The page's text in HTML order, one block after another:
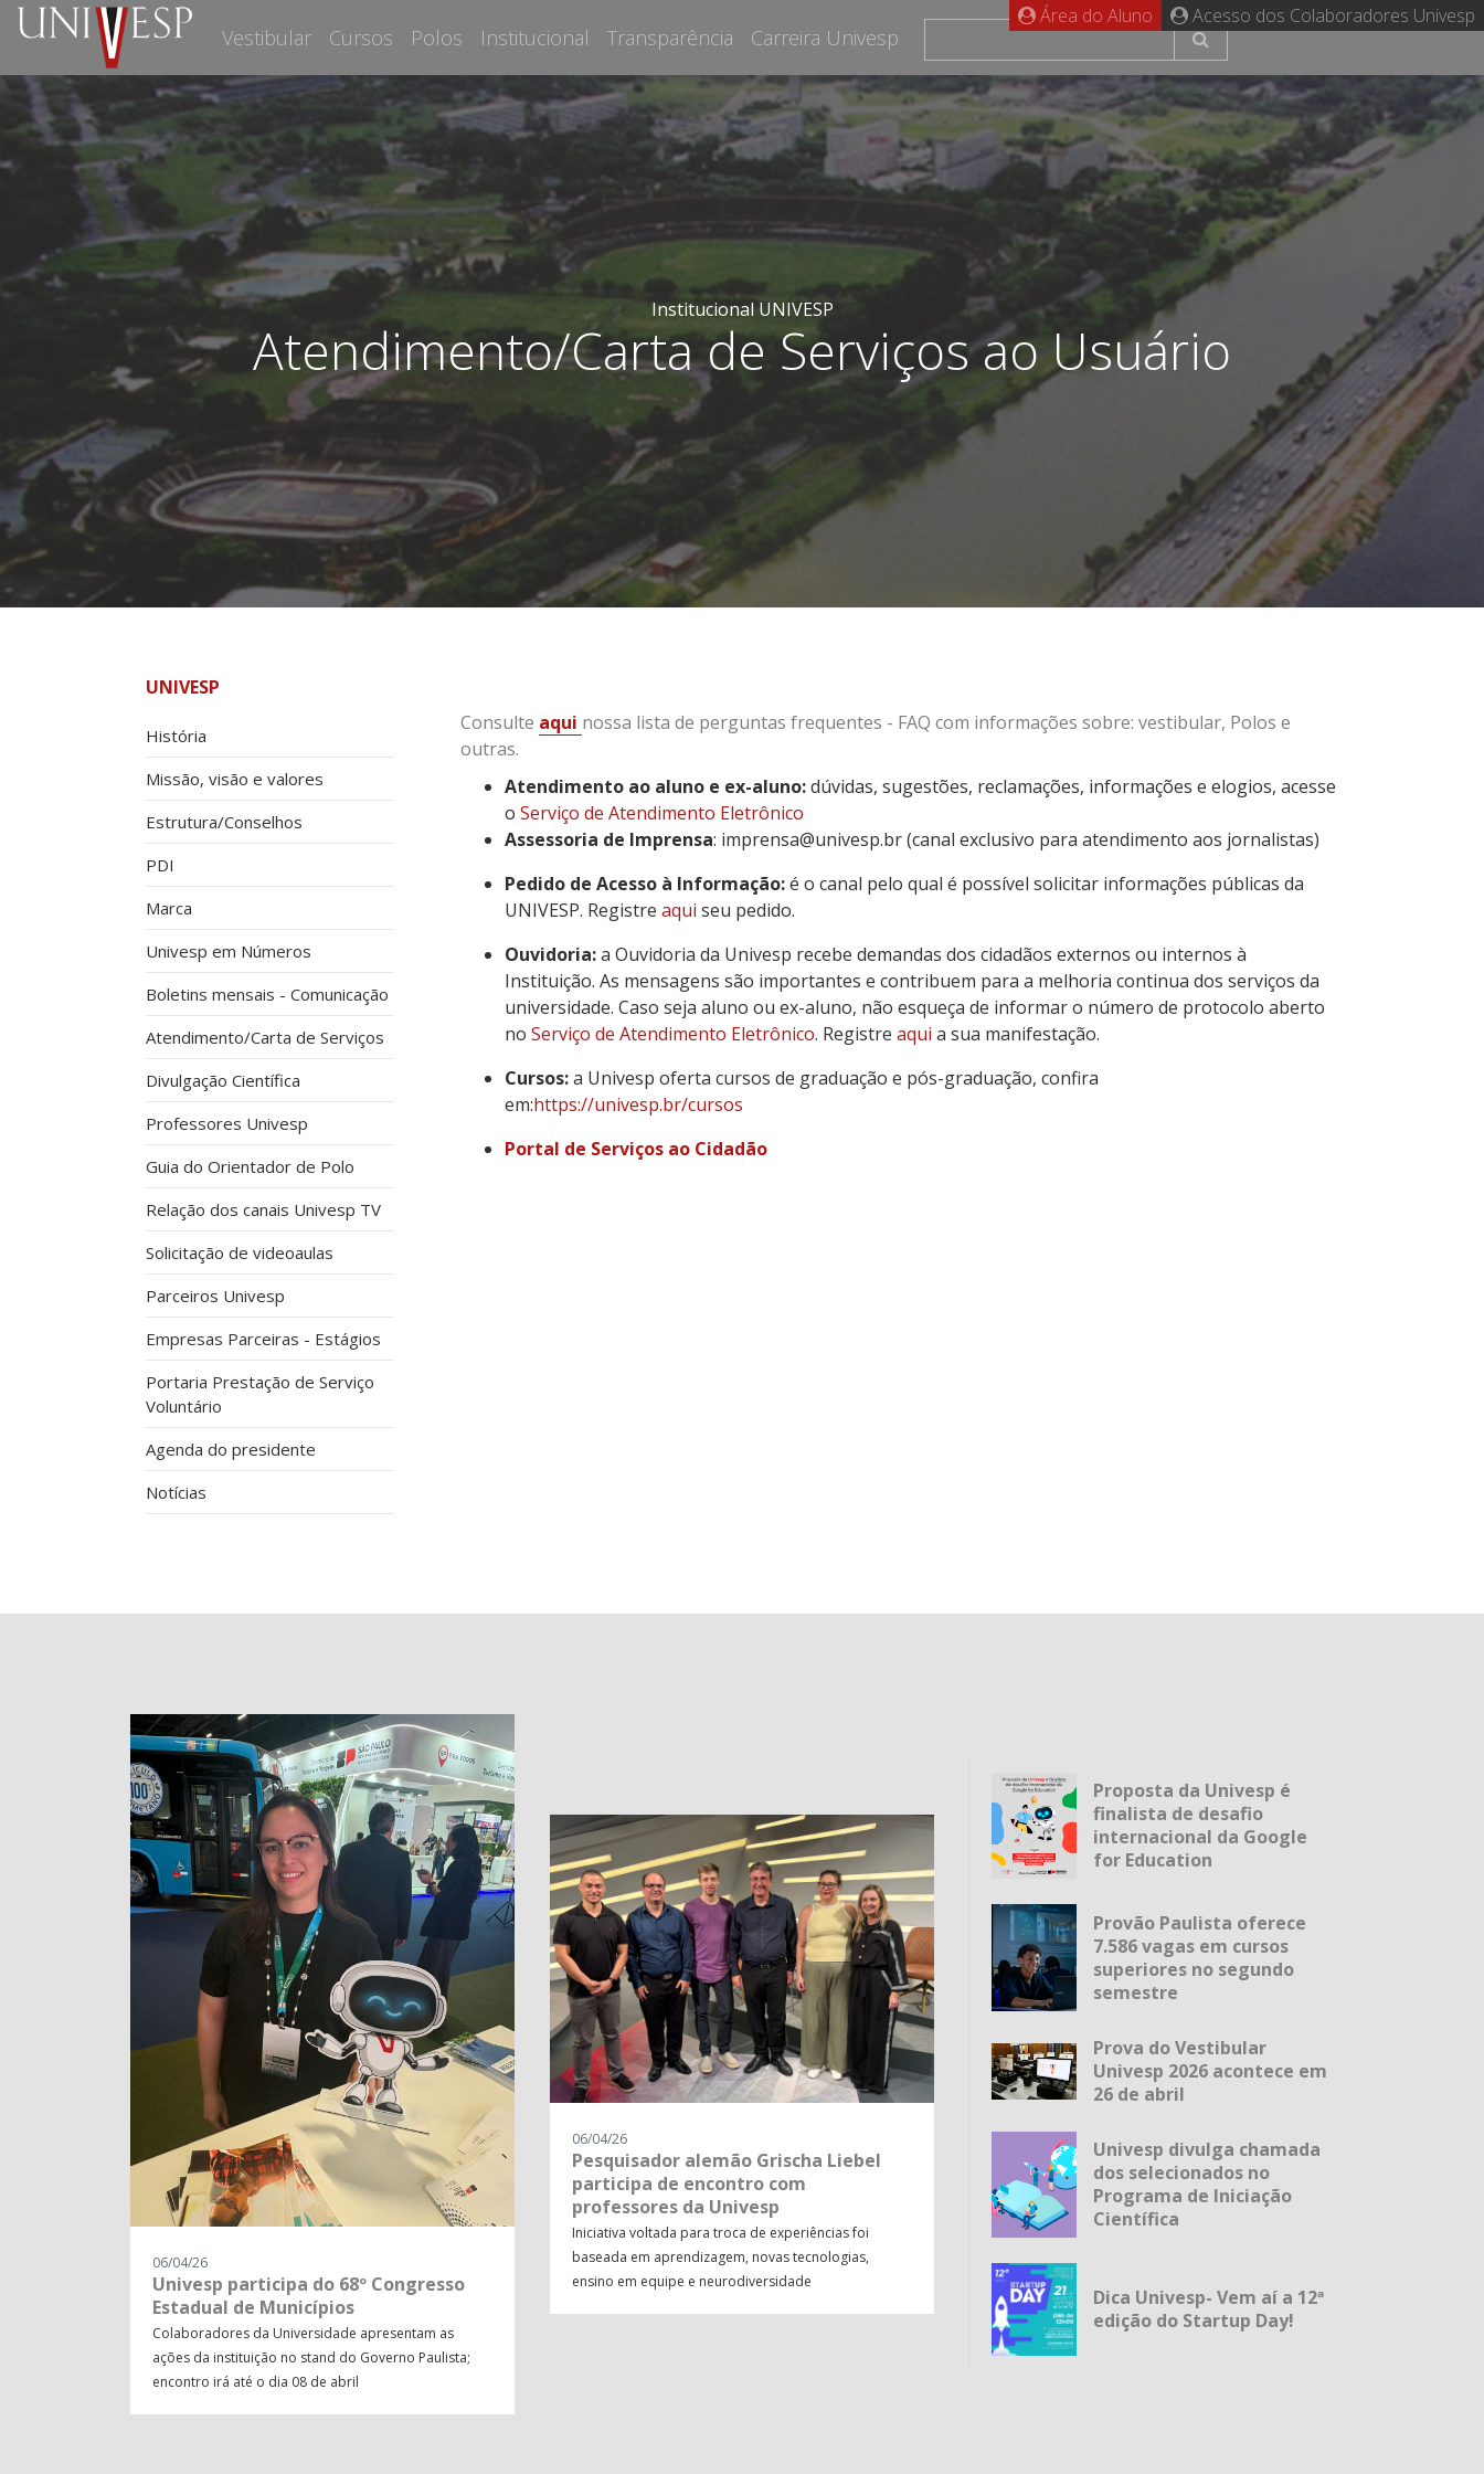
Vestibular Cursos Polos Institucional Transparência Carreira Univesp
Área do Aluno Acesso dos Colaboradores Univesp
Institucional UNIVESP
Atendimento/Carta de Serviços ao Usuário
Consulte aqui nossa lista de perguntas frequentes - FAQ com informações sobre: vestibular, Polos e
outras.
Atendimento ao aluno e ex-aluno:dúvidas, sugestões, reclamações, informações e elogios, acesse
o Serviço de Atendimento Eletrônico
Assessoria de Imprensa: imprensa@univesp.br (canal exclusivo para atendimento aos jornalistas)
Pedido de Acesso à Informação:é o canal pelo qual é possível solicitar informações públicas da
UNIVESP. Registre aqui seu pedido.
Ouvidoria:a Ouvidoria da Univesp recebe demandas dos cidadãos externos ou internos à
Instituição. As mensagens são importantes e contribuem para a melhoria continua dos serviços da
universidade. Caso seja aluno ou ex-aluno, não esqueça de informar o número de protocolo aberto
no Serviço de Atendimento Eletrônico. Registre aqui a sua manifestação.
Cursos:a Univesp oferta cursos de graduação e pós-graduação, confira
em:https://univesp.br/cursos
Portal de Serviços ao Cidadão
UNIVESP
História
Missão, visão e valores
Estrutura/Conselhos
PDI
Marca
Univesp em Números
Boletins mensais - Comunicação
Atendimento/Carta de Serviços
Divulgação Científica
Professores Univesp
Guia do Orientador de Polo
Relação dos canais Univesp TV
Solicitação de videoaulas
Parceiros Univesp
Empresas Parceiras - Estágios
Portaria Prestação de Serviço
Voluntário
Agenda do presidente
Notícias
06/04/26
Univesp participa do 68º Congresso
Estadual de Municípios
Colaboradores da Universidade apresentam as
ações da instituição no stand do Governo Paulista;
encontro irá até o dia 08 de abril
06/04/26
Pesquisador alemão Grischa Liebel
participa de encontro com
professores da Univesp
Iniciativa voltada para troca de experiências foi
baseada em aprendizagem, novas tecnologias,
ensino em equipe e neurodiversidade
Proposta da Univesp é
finalista de desafio
internacional da Google
for Education
Provão Paulista oferece
7.586 vagas em cursos
superiores no segundo
semestre
Prova do Vestibular
Univesp 2026 acontece em
26 de abril
Univesp divulga chamada
dos selecionados no
Programa de Iniciação
Científica
Dica Univesp- Vem aí a 12ª
edição do Startup Day!